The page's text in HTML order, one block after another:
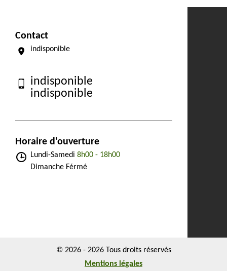
Contact
indisponible
indisponible
indisponible
Horaire d'ouverture
Lundi-Samedi 8h00 - 18h00
Dimanche Férmé
© 2026 - 2026 Tous droits réservés
Mentions légales